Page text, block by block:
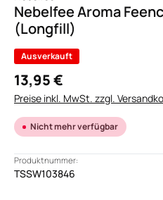
Nebelfee Aroma
(Longfill)
Ausverkauft
13,95 €
Preise inkl. MwSt. zzgl.
Nicht mehr verfügbar
Produktnummer:
TSSW103846